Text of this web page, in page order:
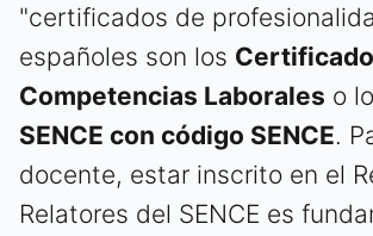
"certificados de
españoles son los
Competencias Laborales o
SENCE con código SENCE.
docente, estar inscrito en el
Relatores del SENCE es